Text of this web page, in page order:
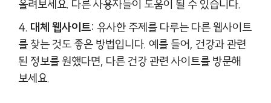
올려보세요. 다른 사용자들이 도움이 될 수 있습니다.
대체 웹사이트: 유사한 주제를 다루는 다른 웹사이트
를 찾는 것도 좋은 방법입니다. 예를 들어, 건강과 관련
된 정보를 원했다면, 다른 건강 관련 사이트를 방문해
보세요.